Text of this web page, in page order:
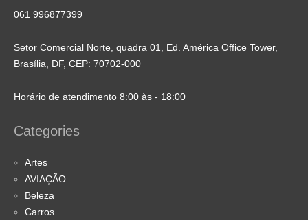
061 996877399
Setor Comercial Norte, quadra 01, Ed. América Office Tower,
Brasília, DF, CEP: 70702-000
Horário de atendimento 8:00 às - 18:00
Categories
Artes
AVIAÇÃO
Beleza
Carros